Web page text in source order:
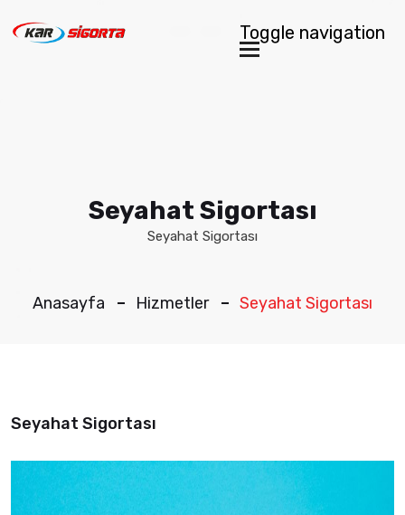
Toggle navigation
Seyahat Sigortası
Seyahat Sigortası
Anasayfa Hizmetler Seyahat Sigortası
Seyahat Sigortası